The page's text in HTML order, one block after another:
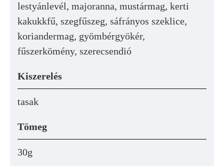
lestyánlevél, majoranna, mustármag, kerti
kakukkfű, szegfűszeg, sáfrányos szeklice,
koriandermag, gyömbérgyökér,
fűszerkömény, szerecsendió
Kiszerelés
tasak
Tömeg
30g